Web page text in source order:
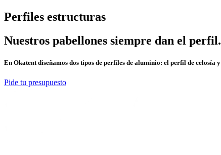
Perfiles estructuras
Nuestros pabellones siempre dan el perfil.
En Okatent diseñamos dos tipos de perfiles de aluminio: el perfil de celosía
Pide tu presupuesto